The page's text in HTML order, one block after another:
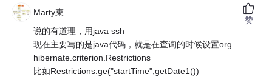
Marty束
说的有道理，用java ssh
现在主要写的是java代码，就是在查询的时候设置org.
hibernate.criterion.Restrictions
比如Restrictions.ge("startTime",getDate1())
赞